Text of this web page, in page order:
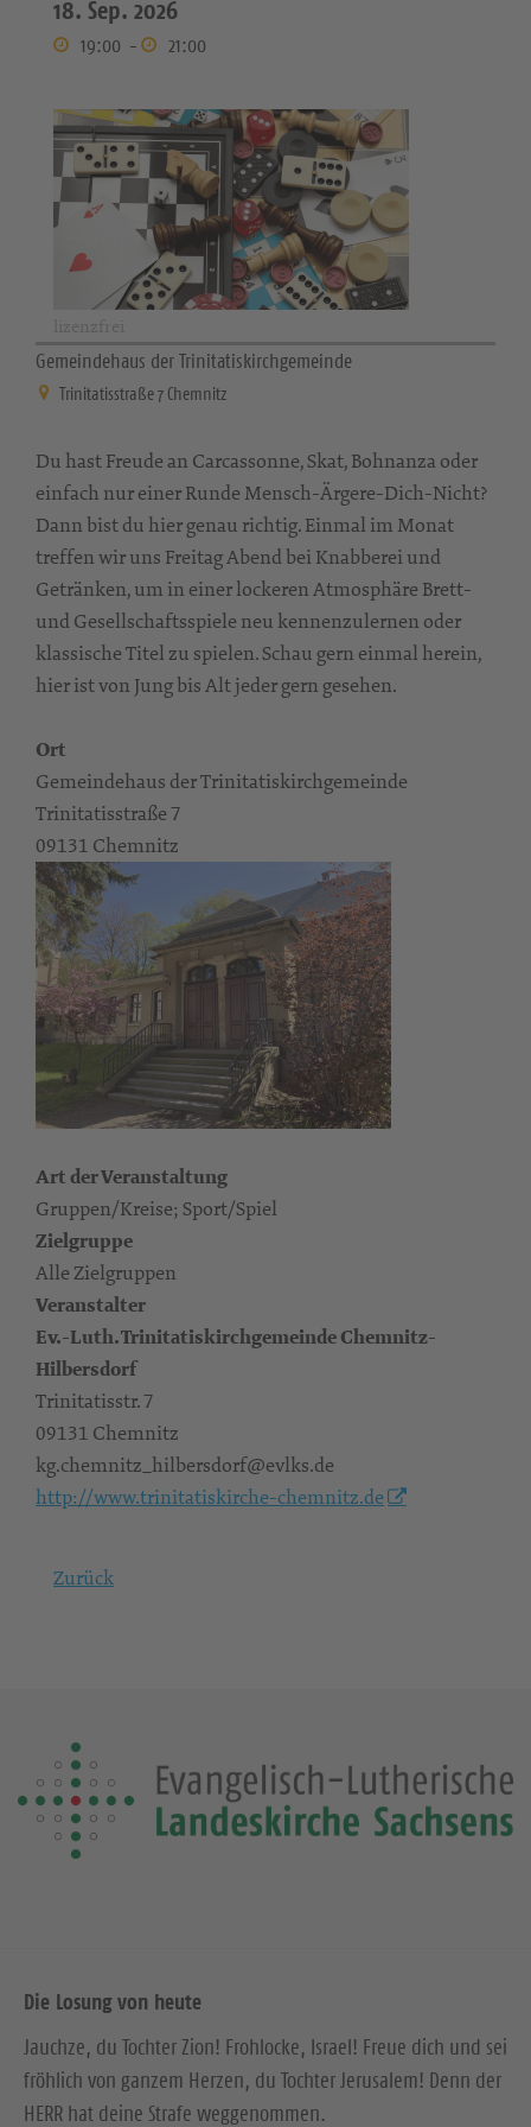
18. Sep. 2026
19:00 - 21:00
Gemeindehaus der Trinitatiskirchgemeinde
Trinitatisstraße 7 Chemnitz
Du hast Freude an Carcassonne, Skat, Bohnanza oder
einfach nur einer Runde Mensch-Ärgere-Dich-Nicht?
Dann bist du hier genau richtig. Einmal im Monat
treffen wir uns Freitag Abend bei Knabberei und
Getränken, um in einer lockeren Atmosphäre Brett-
und Gesellschaftsspiele neu kennenzulernen oder
klassische Titel zu spielen. Schau gern einmal herein,
hier ist von Jung bis Alt jeder gern gesehen.
Ort
Gemeindehaus der Trinitatiskirchgemeinde
Trinitatisstraße 7
09131 Chemnitz
Art der Veranstaltung
Gruppen/Kreise; Sport/Spiel
Zielgruppe
Alle Zielgruppen
Veranstalter
Ev.-Luth. Trinitatiskirchgemeinde Chemnitz-
Hilbersdorf
Trinitatisstr. 7
09131 Chemnitz
kg.chemnitz_hilbersdorf@evlks.de
http://www.trinitatiskirche-chemnitz.de
Zurück
Die Losung von heute
Jauchze, du Tochter Zion! Frohlocke, Israel! Freue dich und sei
fröhlich von ganzem Herzen, du Tochter Jerusalem! Denn der
HERR hat deine Strafe weggenommen.